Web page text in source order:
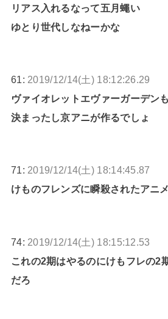
リアス入れるなって五月蠅い
ゆとり世代しなねーかな
61: 2019/12/14(土) 18:12:26.29
ヴァイオレットエヴァーガーデン
決まったし京アニが作るでしょ
71: 2019/12/14(土) 18:14:45.87
けものフレンズに瞬殺されたアニメ
74: 2019/12/14(土) 18:15:12.53
これの2期はやるのにけもフレの2
だろ